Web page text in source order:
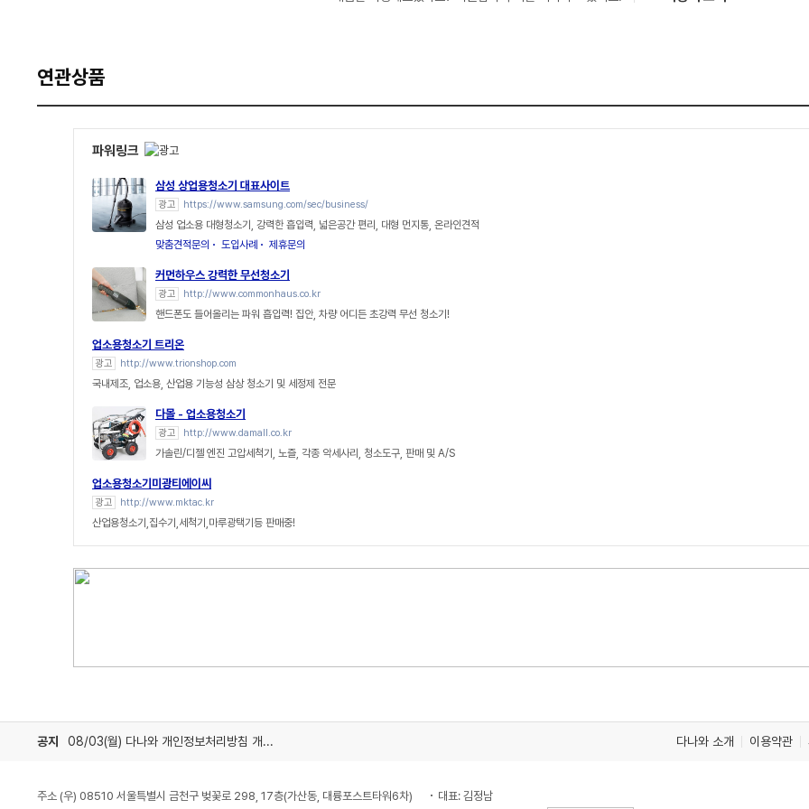
연관상품
파워링크
삼성 상업용청소기 대표사이트
광고 https://www.samsung.com/sec/business/
삼성 업소용 대형청소기, 강력한 흡입력, 넓은공간 편리, 대형 먼지통, 온라인견적
맞춤견적문의
도입사례 제휴문의
커먼하우스 강력한 무선청소기
광고 http://www.commonhaus.co.kr
핸드폰도 들어올리는 파워 흡입력! 집안, 차량 어디든 초강력 무선 청소기!
업소용청소기 트리온
광고 http://www.trionshop.com
국내제조, 업소용, 산업용 기능성 삼상 청소기 및 세정제 전문
다몰 - 업소용청소기
광고 http://www.damall.co.kr
가솔린/디젤 엔진 고압세척기, 노즐, 각종 악세사리, 청소도구, 판매 및 A/S
업소용청소기미광티에이씨
광고 http://www.mktac.kr
산업용청소기,집수기,세척기,마루광택기등 판매중!
공지 08/03(월) 다나와 개인정보처리방침 개정 안내 다나와 소개 이용약관
주소 (우) 08510 서울특별시 금천구 벚꽃로 298, 17층(가산동, 대륭포스트타워6차) 대표: 김정남